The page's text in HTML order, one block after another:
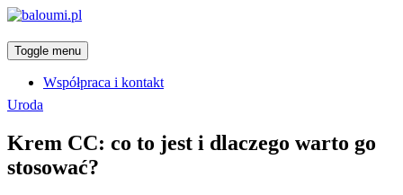
Toggle menu
Współpraca i kontakt
Categories
Uroda
Krem CC: co to jest i dlaczego warto go
stosować?